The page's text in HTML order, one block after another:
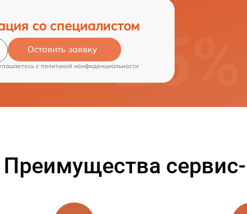
со специалистом
Оставить заявку
c политикой конфиденциальности
Преимущества